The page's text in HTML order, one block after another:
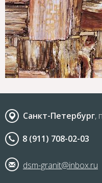
Санкт-Петербург,
8 (911) 708-02-03
dsm-granit@inbox.ru